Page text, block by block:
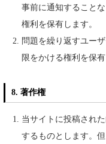
事前に通知すること
権利を保有します。
問題を繰り返すユー
限をかける権利を保有
8. 著作権
当サイトに投稿され
するものとします。